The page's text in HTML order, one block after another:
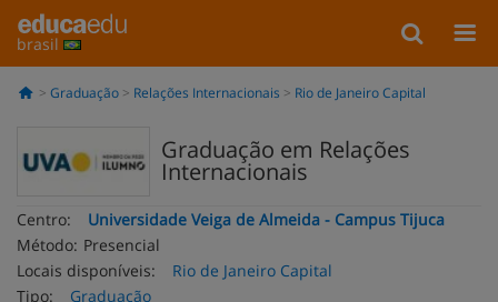
brasil
Graduação Relações Internacionais Rio de Janeiro Capital
Graduação em Relações
Internacionais
Centro:
Universidade Veiga de Almeida - Campus Tijuca
Método: Presencial
Locais disponíveis:
Rio de Janeiro Capital
Tipo:
Graduação